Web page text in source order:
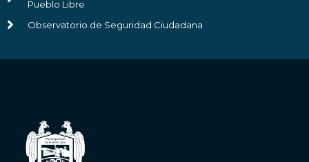
Pueblo Libre
Observatorio de Seguridad Ciudadana